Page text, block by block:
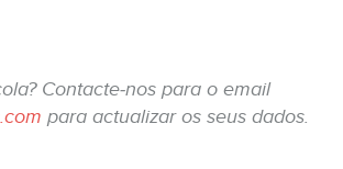
Contacte-nos para o email
para actualizar os seus dados.